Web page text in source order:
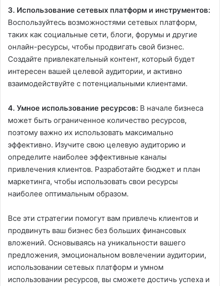
3. Использование сетевых платформ и инструментов:
Воспользуйтесь возможностями сетевых платформ,
таких как социальные сети, блоги, форумы и другие
онлайн-ресурсы, чтобы продвигать свой бизнес.
Создайте привлекательный контент, который будет
интересен вашей целевой аудитории, и активно
взаимодействуйте с потенциальными клиентами.
4. Умное использование ресурсов: В начале бизнеса
может быть ограниченное количество ресурсов,
поэтому важно их использовать максимально
эффективно. Изучите свою целевую аудиторию и
определите наиболее эффективные каналы
привлечения клиентов. Разработайте бюджет и план
маркетинга, чтобы использовать свои ресурсы
наиболее оптимальным образом.
Все эти стратегии помогут вам привлечь клиентов и
продвинуть ваш бизнес без больших финансовых
вложений. Основываясь на уникальности вашего
предложения, эмоциональном вовлечении аудитории,
использовании сетевых платформ и умном
использовании ресурсов, вы сможете достичь успеха и